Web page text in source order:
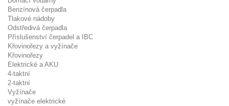
Benzínová čerpadla
Tlakové nádoby
Odstředivá čerpadla
Příslušenství čerpadel a IBC
Křovinořezy a vyžínače
Křovinořezy
Elektrické a AKU
4-taktní
2-taktní
Vyžínače
vyžínače elektrické